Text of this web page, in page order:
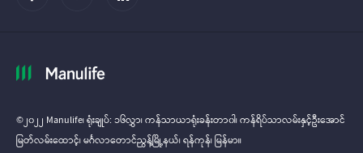
©၂၀၂၂ Manulife၊ ရုံးချုပ်: ၁၆လွှာ၊ ကန်သာယာရုံးခန်းတာ၀ါ၊ ကန်ရိပ်သာလမ်းနှင့်ဦးအောင်
မြတ်လမ်း‌‌ထောင့်၊ မင်္ဂလာတောင်ညွန့်မြို့နယ်၊ ရန်ကုန်၊ မြန်မာ။